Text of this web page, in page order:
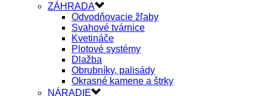
ZÁHRADA
Odvodňovacie žľaby
Svahové tvárnice
Kvetináče
Plotové systémy
Dlažba
Obrubníky, palisády
Okrasné kamene a štrky
NÁRADIE